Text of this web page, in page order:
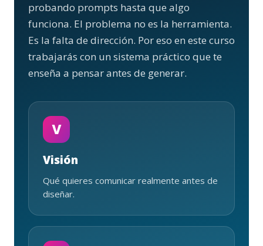
probando prompts hasta que algo
funciona. El problema no es la herramienta.
Es la falta de dirección. Por eso en este curso
trabajarás con un sistema práctico que te
enseña a pensar antes de generar.
V
Visión
Qué quieres comunicar realmente antes de
diseñar.